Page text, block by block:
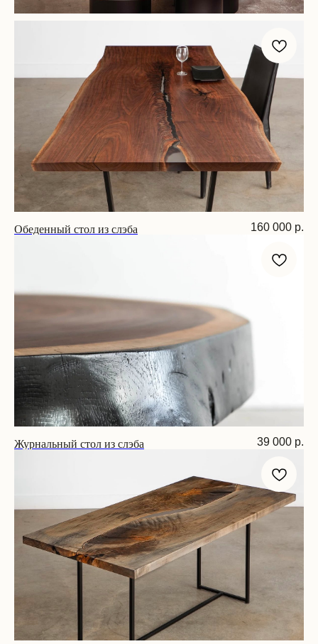
Размер: 230х100х75 см
Обеденный стол из слэба 160 000 р.
Журнальный стол из слэба 39 000 р.
ОСТАВИТЬ ЗАЯВКУ